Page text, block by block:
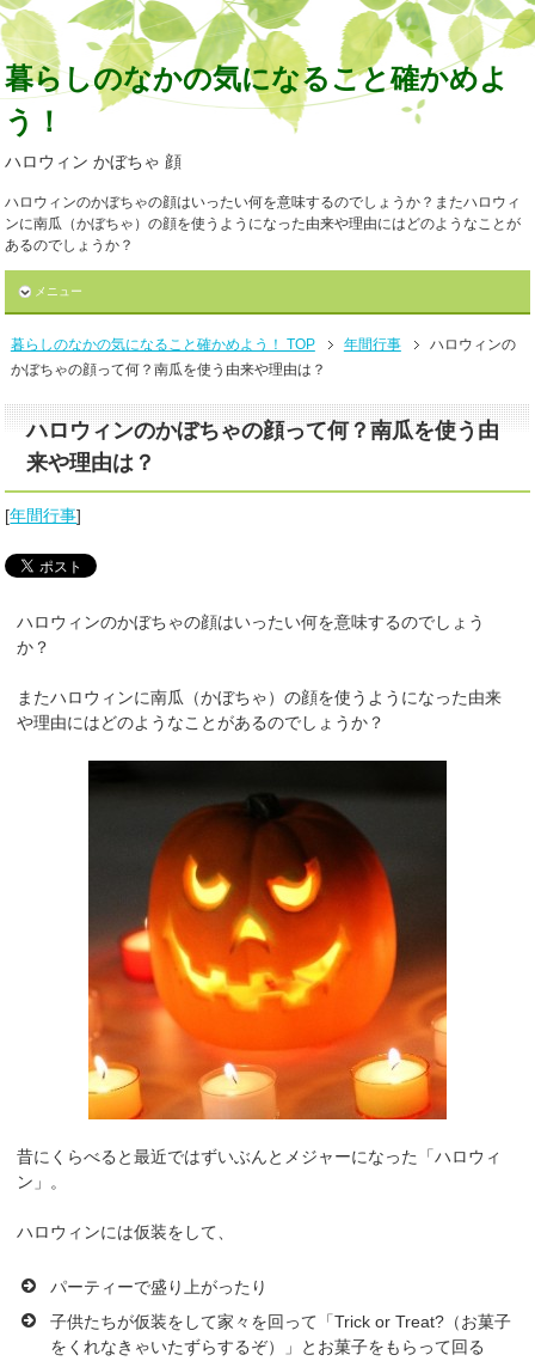
暮らしのなかの気になること確かめよ
う！
ハロウィン かぼちゃ 顔
ハロウィンのかぼちゃの顔はいったい何を意味するのでしょうか？またハロウィ
ンに南瓜（かぼちゃ）の顔を使うようになった由来や理由にはどのようなことが
あるのでしょうか？
メニュー
暮らしのなかの気になること確かめよう！ TOP 年間行事
ハロウィンの
かぼちゃの顔って何？南瓜を使う由来や理由は？
ハロウィンのかぼちゃの顔って何？南瓜を使う由
来や理由は？
[年間行事]
ハロウィンのかぼちゃの顔はいったい何を意味するのでしょう
か？
またハロウィンに南瓜（かぼちゃ）の顔を使うようになった由来
や理由にはどのようなことがあるのでしょうか？
昔にくらべると最近ではずいぶんとメジャーになった「ハロウィ
ン」。
ハロウィンには仮装をして、
パーティーで盛り上がったり
子供たちが仮装をして家々を回って「Trick or Treat?（お菓子
をくれなきゃいたずらするぞ）」とお菓子をもらって回る